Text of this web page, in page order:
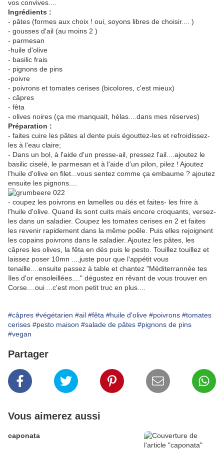
vos convives....
Ingrédients :
- pâtes (formes aux choix ! oui, soyons libres de choisir.... )
- gousses d'ail (au moins 2 )
- parmesan
-huile d'olive
- basilic frais
- pignons de pins
-poivre
- poivrons et tomates cerises (bicolores, c'est mieux)
- câpres
- fêta
- olives noires (ça me manquait, hélas....dans mes réserves)
Préparation :
- faites cuire les pâtes al dente puis égouttez-les et refroidissez-
les à l'eau claire;
- Dans un bol, à l'aide d'un presse-ail, pressez l'ail....ajoutez le
basilic ciselé, le parmesan et à l'aide d'un pilon, pilez ! Ajoutez
l'huile d'olive en filet...vous sentez comme ça embaume ? ajoutez
ensuite les pignons....
- coupez les poivrons en lamelles ou dés et faites- les frire à
l'huile d'olive. Quand ils sont cuits mais encore croquants, versez-
les dans un saladier. Coupez les tomates cerises en 2 et faites
les revenir rapidement dans la même poêle. Puis elles rejoignent
les copains poivrons dans le saladier. Ajoutez les pâtes, les
câpres les olives, la fêta en dés puis le pesto. Touillez touillez et
laissez poser 10mn ....juste pour que l'appétit vous
tenaille....ensuite passez à table et chantez "Méditerrannée tes
îles d'or ensoleillées...." dégustez en rêvant de vous trouver en
Corse....oui ...c'est mon petit truc en plus....
#câpres #végétarien #ail #fêta #huile d'olive #poivrons #tomates
cerises #pesto maison #salade de pâtes #pignons de pins
#vegan
Partager
Vous aimerez aussi
caponata